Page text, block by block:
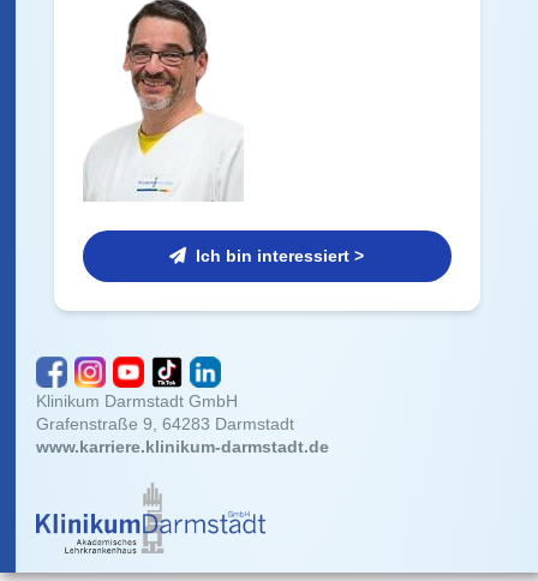
Ich bin interessiert >
Klinikum Darmstadt GmbH
Grafenstraße 9, 64283 Darmstadt
www.karriere.klinikum-darmstadt.de